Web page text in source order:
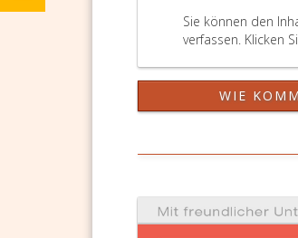
Sie können den
verfassen. Klicken
WIE